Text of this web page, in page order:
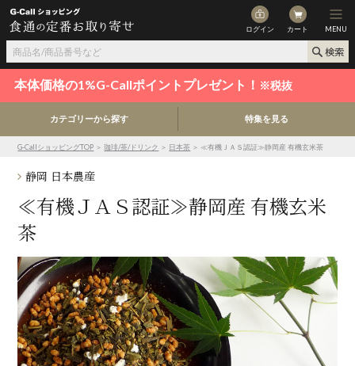
ログイン カート MENU
本体価格の1%G-Callポイントプレゼント！ ※税抜
カテゴリーから探す 特集を見る
G-CallショッピングTOP ＞珈琲/茶/ドリンク ＞ 日本茶 ＞ ≪有機ＪＡＳ認証≫静岡産 有機玄米茶
静岡 日本農産
≪有機ＪＡＳ認証≫静岡産 有機玄米
茶